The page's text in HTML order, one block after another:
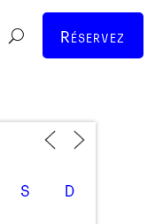
Réservez
S D